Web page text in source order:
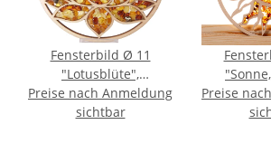
Fensterbild Ø 11
"Lotusblüte",
Bernstein/Birke
Preise nach Anmeldung
sichtbar
Preise